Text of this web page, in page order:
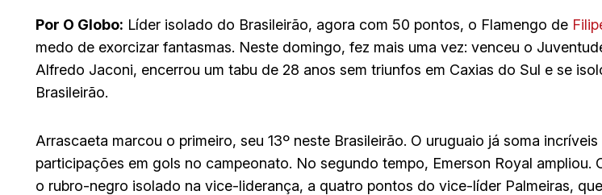
Por O Globo: Líder isolado do Brasileirão, agora com 50 pontos, o Flamengo de
medo de exorcizar fantasmas. Neste domingo, fez mais uma vez: venceu o
Alfredo Jaconi, encerrou um tabu de 28 anos sem triunfos em Caxias do Sul e se
Brasileirão.
Arrascaeta marcou o primeiro, seu 13º neste Brasileirão. O uruguaio já soma incríveis
participações em gols no campeonato. No segundo tempo, Emerson Royal ampliou.
o rubro-negro isolado na vice-liderança, a quatro pontos do vice-líder Palmeiras,